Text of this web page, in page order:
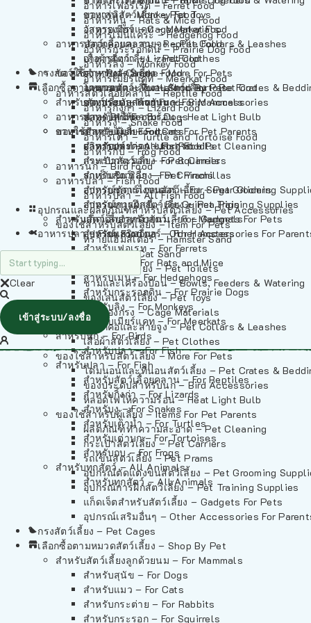
อาหารเฟอร์เร็ต – Ferret Food
อาหารหนู – Rats & Mice Food
อาหารเม่นแคระ – Hedgehog Food
อาหารกระรอกดิน – Prairie Dog Food
อาหารลิง – Monkey Food
อาหารเมียร์แคท – Meerkat Food
อาหารสัตว์เลี้อยคลาน – Reptile Food
อาหารกิ้งก่า – Lizard Food
อาหารงู – Snake Food
อาหารเต่า – Turtle and Tortoise Food
อาหารกบ – Frog Food
อาหารนก – Bird Food
อาหารปลา – Fish Food
อาหารปลา – All Fish Food
อุปกรณและผลิตภัณฑ์สำหรับสัตว์เลี้ยง – Pet Accessories
ของใช้สำหรับสัตว์เลี้ยง – Item For Pets
ทรายแฮมสเตอร์ – Hamster Sand
ทรายแมว – Cat Sand
ห้องน้ำสัตว์เลี้ยง – Pet Toilets
ชามและเครื่องป้อน – Bowls, Feeders & Watering
ของเล่นสัตว์เลี้ยง – Pet Toys
วัสดุรองกรง – Cage Materials
ปลอกคอและสายจูง – Pet Collars & Leashes
เสื้อผ้าสัตว์เลี้ยง – Pet Clothes
ของใช้สำหรับสัตว์เลี้ยง – More For Pets
โดมนอนและที่นอนสัตว์เลี้ยง – Pet Crates &
ของประดับสำหรับนก – Bird Accessories
หลอดไฟให้ความร้อน – Heat Light Bulb
ของใช้สำหรับผู้เลี้ยง – Items For Pet Parents
ผลิตภัณฑ์ทำความสะอาด – Pet Cleaning
กระเป๋าสัตว์เลี้ยง – Pet Carriers
รถเข็นสัตว์เลี้ยง – Pet Prams
อุปกรณ์ตัดแต่งขนสัตว์เลี้ยง – Pet Grooming
อุปกรณ์การฝึกสัตว์เลี้ยง – Pet Training Supplies
แก็ดเจ็ตสำหรับสัตว์เลี้ยง – Gadgets For Pets
อุปกรณ์เสริมอื่นๆ – Other Accessories For
กรงสัตว์เลี้ยง – Pet Cages
เลือกซื้อตามหมวดสัตว์เลี้ยง – Shop By Pet
สำหรับสัตว์เลี้ยงลูกด้วยนม – For Mammals
สำหรับสุนัข – For Dogs
สำหรับแมว – For Cats
สำหรับกระต่าย – For Rabbits
สำหรับกระรอก – For Squirrels
อาหารลิง – Monkey Food
อาหารเมียร์แคท – Meerkat Food
อาหารสัตว์เลี้อยคลาน – Reptile Food
อาหารกิ้งก่า – Lizard Food
อาหารงู – Snake Food
อาหารเต่า – Turtle and Tortoise Food
อาหารกบ – Frog Food
อาหารนก – Bird Food
อาหารปลา – Fish Food
อาหารปลา – All Fish Food
ของเล่นสัตว์เลี้ยง – Pet Toys
วัสดุรองกรง – Cage Materials
ปลอกคอและสายจูง – Pet Collars & Leashes
เสื้อผ้าสัตว์เลี้ยง – Pet Clothes
ของใช้สำหรับสัตว์เลี้ยง – More For Pets
โดมนอนและที่นอนสัตว์เลี้ยง – Pet Crates &
ของประดับสำหรับนก – Bird Accessories
หลอดไฟให้ความร้อน – Heat Light Bulb
ของใช้สำหรับผู้เลี้ยง – Items For Pet Parents
ผลิตภัณฑ์ทำความสะอาด – Pet Cleaning
กระเป๋าสัตว์เลี้ยง – Pet Carriers
รถเข็นสัตว์เลี้ยง – Pet Prams
อุปกรณ์ตัดแต่งขนสัตว์เลี้ยง – Pet Grooming
อุปกรณ์การฝึกสัตว์เลี้ยง – Pet Training Supplies
แก็ดเจ็ตสำหรับสัตว์เลี้ยง – Gadgets For Pets
อุปกรณ์เสริมอื่นๆ – Other Accessories For
กรงสัตว์เลี้ยง – Pet Cages
เลือกซื้อตามหมวดสัตว์เลี้ยง – Shop By Pet
สำหรับสัตว์เลี้ยงลูกด้วยนม – For Mammals
สำหรับสุนัข – For Dogs
สำหรับแมว – For Cats
สำหรับกระต่าย – For Rabbits
สำหรับกระรอก – For Squirrels
สำหรับชินชิล่า – For Chinchillas
สำหรับชูการ์ไกลเดอร์ – For Sugar Gliders
สำหรับหนูแกสบี้ – For Guinea Pigs
สำหรับสัตว์เลี้ยงลูกด้วยนม – For Mammals
สำหรับแฮมสเตอร์ – For Hamsters
สำหรับเฟอเรท – For Ferrets
สำหรับหนู – For Rats and Mice
สำหรับเม่น – For Hedgehogs
สำหรับกระรอกดิน – For Prairie Dogs
สำหรับลิง – For Monkeys
สำหรับเมียร์แคท – For Meerkats
สำหรับนก – For Birds
สำหรับปลา – For Fish
สำหรับปลา – For Fish
สำหรับสัตว์เลื้อยคลาน – For Reptiles
สำหรับกิ้งก่า – For Lizards
สำหรับงู – For Snakes
สำหรับเต่าน้ำ – For Turtles
สำหรับเต่าบก – For Tortoises
สำหรับกบ – For Frogs
สำหรับทุกสัตว์ – All Animals
สำหรับทุกสัตว์ – All Animals
อาหารปลา – Fish Food
Clear
เข้าสู่ระบบ/ลงชื่อ